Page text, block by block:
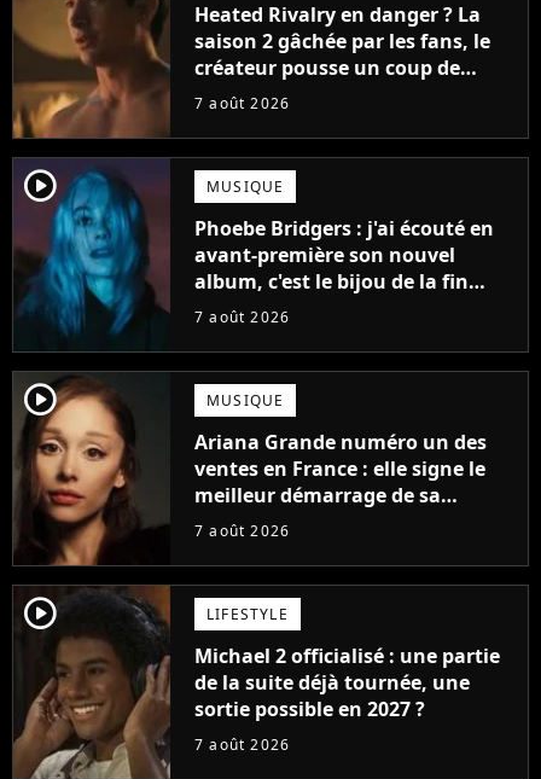
Heated Rivalry en danger ? La
saison 2 gâchée par les fans, le
créateur pousse un coup de
gueule
7 août 2026
player2 MUSIQUE
Phoebe Bridgers : j'ai écouté en
avant-première son nouvel
album, c'est le bijou de la fin
d'été
7 août 2026
player2 MUSIQUE
Ariana Grande numéro un des
ventes en France : elle signe le
meilleur démarrage de sa
carrière avec son album Petal
7 août 2026
player2 LIFESTYLE
Michael 2 officialisé : une partie
de la suite déjà tournée, une
sortie possible en 2027 ?
7 août 2026